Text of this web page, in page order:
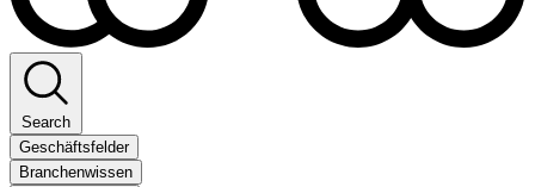
Search
Geschäftsfelder
Branchenwissen